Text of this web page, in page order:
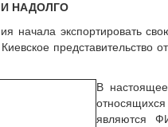
НАДОЛГО
начала экспортировать
представительство
В
являются